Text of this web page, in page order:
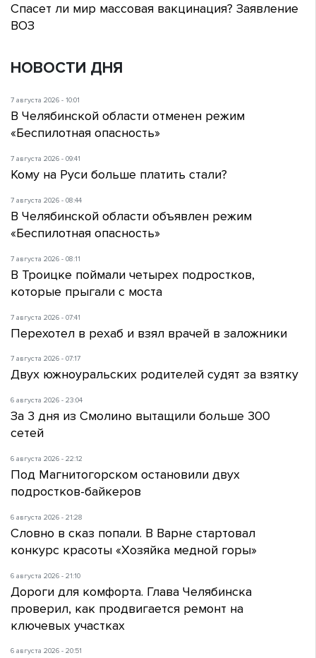
Спасет ли мир массовая вакцинация? Заявление
ВОЗ
НОВОСТИ ДНЯ
7 августа 2026 - 10:01
В Челябинской области отменен режим
«Беспилотная опасность»
7 августа 2026 - 09:41
Кому на Руси больше платить стали?
7 августа 2026 - 08:44
В Челябинской области объявлен режим
«Беспилотная опасность»
7 августа 2026 - 08:11
В Троицке поймали четырех подростков,
которые прыгали с моста
7 августа 2026 - 07:41
Перехотел в рехаб и взял врачей в заложники
7 августа 2026 - 07:17
Двух южноуральских родителей судят за взятку
6 августа 2026 - 23:04
За 3 дня из Смолино вытащили больше 300
сетей
6 августа 2026 - 22:12
Под Магнитогорском остановили двух
подростков-байкеров
6 августа 2026 - 21:28
Словно в сказ попали. В Варне стартовал
конкурс красоты «Хозяйка медной горы»
6 августа 2026 - 21:10
Дороги для комфорта. Глава Челябинска
проверил, как продвигается ремонт на
ключевых участках
6 августа 2026 - 20:51